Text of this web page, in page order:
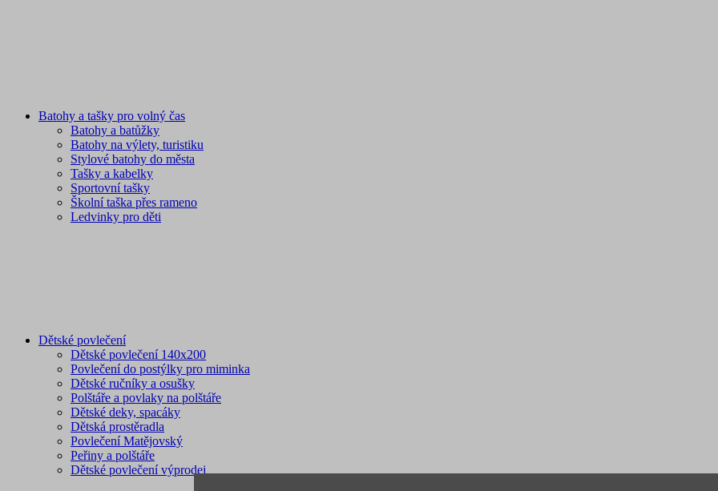
Batohy a tašky pro volný čas
Batohy a batůžky
Batohy na výlety, turistiku
Stylové batohy do města
Tašky a kabelky
Sportovní tašky
Školní taška přes rameno
Ledvinky pro děti
Dětské povlečení
Dětské povlečení 140x200
Povlečení do postýlky pro miminka
Dětské ručníky a osušky
Polštáře a povlaky na polštáře
Dětské deky, spacáky
Dětská prostěradla
Povlečení Matějovský
Peřiny a polštáře
Dětské povlečení výprodej